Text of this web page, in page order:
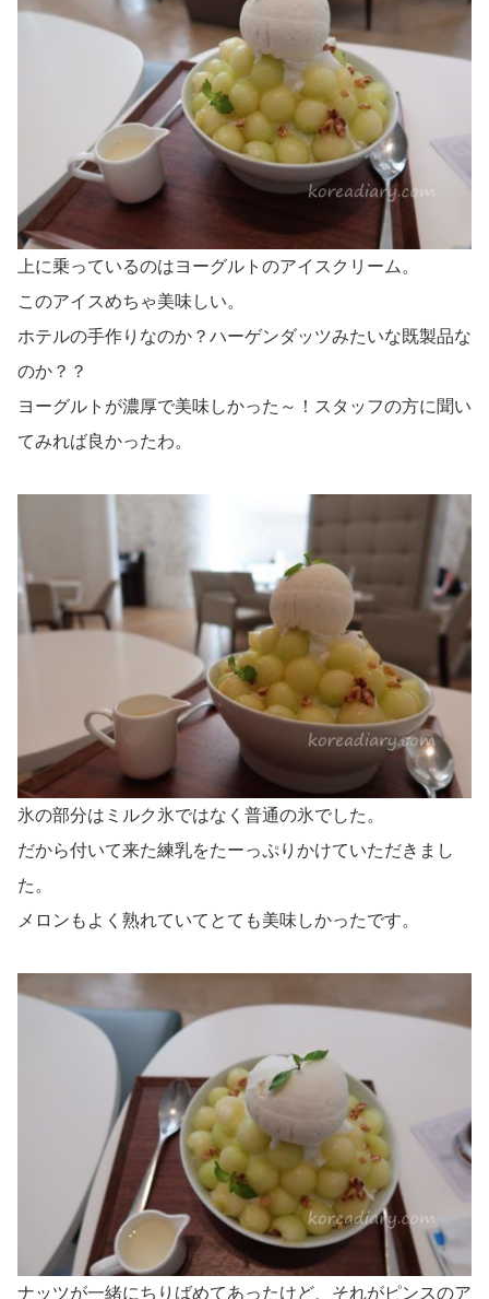
上に乗っているのはヨーグルトのアイスクリーム。
このアイスめちゃ美味しい。
ホテルの手作りなのか？ハーゲンダッツみたいな既製品な
のか？？
ヨーグルトが濃厚で美味しかった～！スタッフの方に聞い
てみれば良かったわ。
氷の部分はミルク氷ではなく普通の氷でした。
だから付いて来た練乳をたーっぷりかけていただきまし
た。
メロンもよく熟れていてとても美味しかったです。
ナッツが一緒にちりばめてあったけど、それがピンスのア